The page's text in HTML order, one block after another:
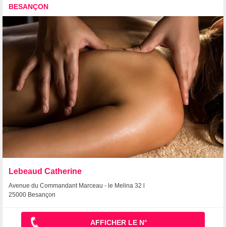
BESANÇON
Lebeaud Catherine
Avenue du Commandant Marceau - le Melina 32 l
25000 Besançon
AFFICHER LE N°